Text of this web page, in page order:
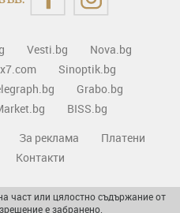
Vesti.bg
Nova.bg
Sinoptik.bg
Grabo.bg
BISS.bg
За реклама
Платени
Контакти
част или цялостно съдържание от
е забранено.